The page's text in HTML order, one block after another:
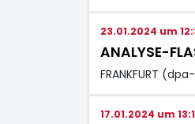
23.01.2024 um
ANALYSE-
FRANKFURT
17.01.2024 um